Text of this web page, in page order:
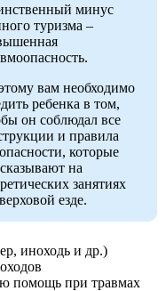
минус
туризма –
вам необходимо
ребенка в том,
он соблюдал все
и правила
которые
на
занятиях
езде.
иноходь и др.)
помощь при травмах